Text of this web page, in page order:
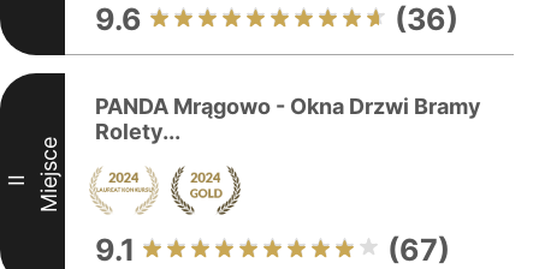
9.6 (36)
II Miejsce
PANDA Mrągowo - Okna Drzwi Bramy
Rolety...
9.1 (67)